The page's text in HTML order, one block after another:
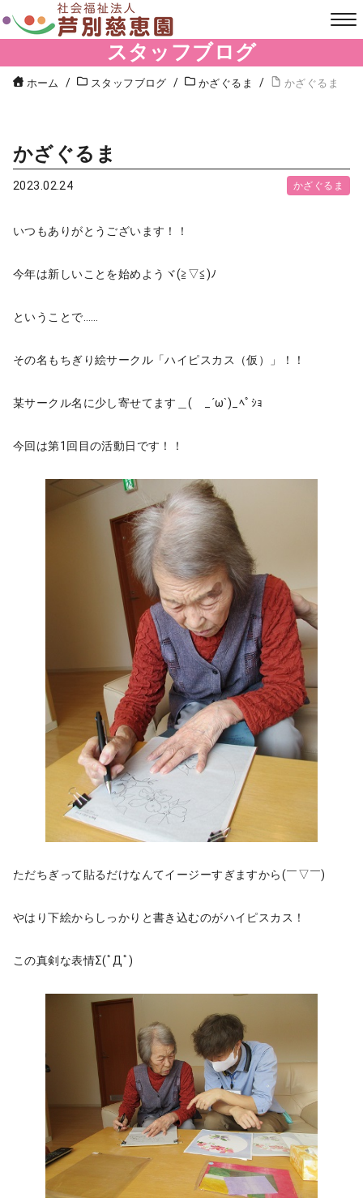
スタッフブログ
ホーム スタッフブログ かざぐるま かざぐるま
かざぐるま
2023.02.24 かざぐるま
いつもありがとうございます！！
今年は新しいことを始めようヾ(≧▽≦)ﾉ
ということで……
その名もちぎり絵サークル「ハイピスカス（仮）」！！
某サークル名に少し寄せてます＿( _´ω`)_ﾍﾟｼｮ
今回は第1回目の活動日です！！
ただちぎって貼るだけなんてイージーすぎますから(￣▽￣)
やはり下絵からしっかりと書き込むのがハイピスカス！
この真剣な表情Σ(ﾟДﾟ)